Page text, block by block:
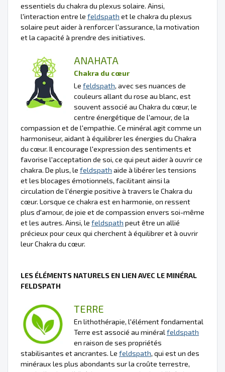
essentiels du chakra du plexus solaire. Ainsi,
l'interaction entre le feldspath et le chakra du plexus
solaire peut aider à renforcer l'assurance, la motivation
et la capacité à prendre des initiatives.
ANAHATA
Chakra du cœur
Le feldspath, avec ses nuances de
couleurs allant du rose au blanc, est
souvent associé au Chakra du cœur, le
centre énergétique de l'amour, de la
compassion et de l'empathie. Ce minéral agit comme un
harmoniseur, aidant à équilibrer les énergies du Chakra
du cœur. Il encourage l'expression des sentiments et
favorise l'acceptation de soi, ce qui peut aider à ouvrir ce
chakra. De plus, le feldspath aide à libérer les tensions
et les blocages émotionnels, facilitant ainsi la
circulation de l'énergie positive à travers le Chakra du
cœur. Lorsque ce chakra est en harmonie, on ressent
plus d'amour, de joie et de compassion envers soi-même
et les autres. Ainsi, le feldspath peut être un allié
précieux pour ceux qui cherchent à équilibrer et à ouvrir
leur Chakra du cœur.
LES ÉLÉMENTS NATURELS EN LIEN AVEC LE MINÉRAL
FELDSPATH
TERRE
En lithothérapie, l'élément fondamental
Terre est associé au minéral feldspath
en raison de ses propriétés
stabilisantes et ancrantes. Le feldspath, qui est un des
minéraux les plus abondants sur la croûte terrestre,